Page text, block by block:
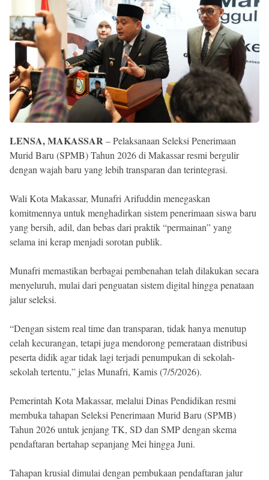
Right
Reserved
LENSA, MAKASSAR– Pelaksanaan Seleksi Penerimaan
Murid Baru (SPMB) Tahun 2026 di Makassar resmi bergulir
dengan wajah baru yang lebih transparan dan terintegrasi.
Wali Kota Makassar, Munafri Arifuddin menegaskan
komitmennya untuk menghadirkan sistem penerimaan siswa baru
yang bersih, adil, dan bebas dari praktik “permainan” yang
selama ini kerap menjadi sorotan publik.
Munafri memastikan berbagai pembenahan telah dilakukan secara
menyeluruh, mulai dari penguatan sistem digital hingga penataan
jalur seleksi.
“Dengan sistem real time dan transparan, tidak hanya menutup
celah kecurangan, tetapi juga mendorong pemerataan distribusi
peserta didik agar tidak lagi terjadi penumpukan di sekolah-
sekolah tertentu,” jelas Munafri, Kamis (7/5/2026).
Pemerintah Kota Makassar, melalui Dinas Pendidikan resmi
membuka tahapan Seleksi Penerimaan Murid Baru (SPMB)
Tahun 2026 untuk jenjang TK, SD dan SMP dengan skema
pendaftaran bertahap sepanjang Mei hingga Juni.
Tahapan krusial dimulai dengan pembukaan pendaftaran jalur